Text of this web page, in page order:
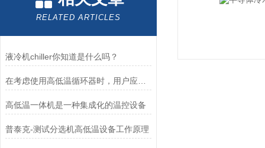
RELATED ARTICLES
液冷机chiller你知道是什么吗？
高低温一体机是一种集成化的温控设备
普泰克-测试分选机高低温设备工作原理